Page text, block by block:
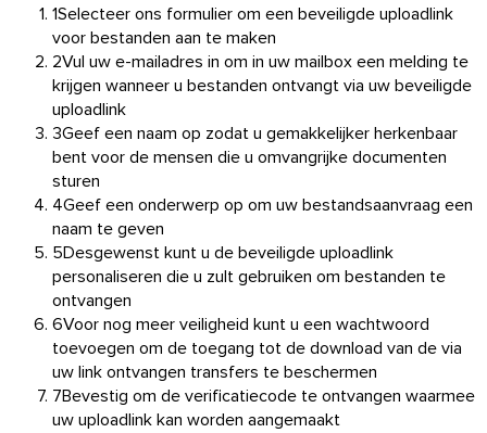
1Selecteer ons formulier om een beveiligde uploadlink
voor bestanden aan te maken
2Vul uw e-mailadres in om in uw mailbox een melding te
krijgen wanneer u bestanden ontvangt via uw beveiligde
uploadlink
3Geef een naam op zodat u gemakkelijker herkenbaar
bent voor de mensen die u omvangrijke documenten
sturen
4Geef een onderwerp op om uw bestandsaanvraag een
naam te geven
5Desgewenst kunt u de beveiligde uploadlink
personaliseren die u zult gebruiken om bestanden te
ontvangen
6Voor nog meer veiligheid kunt u een wachtwoord
toevoegen om de toegang tot de download van de via
uw link ontvangen transfers te beschermen
7Bevestig om de verificatiecode te ontvangen waarmee
uw uploadlink kan worden aangemaakt